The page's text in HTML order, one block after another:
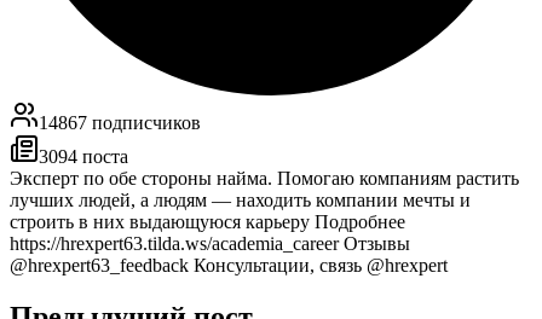
14867 подписчиков
3094 поста
Эксперт по обе стороны найма. Помогаю компаниям растить
лучших людей, а людям — находить компании мечты и
строить в них выдающуюся карьеру Подробнее
https://hrexpert63.tilda.ws/academia_career Отзывы
@hrexpert63_feedback Консультации, связь @hrexpert